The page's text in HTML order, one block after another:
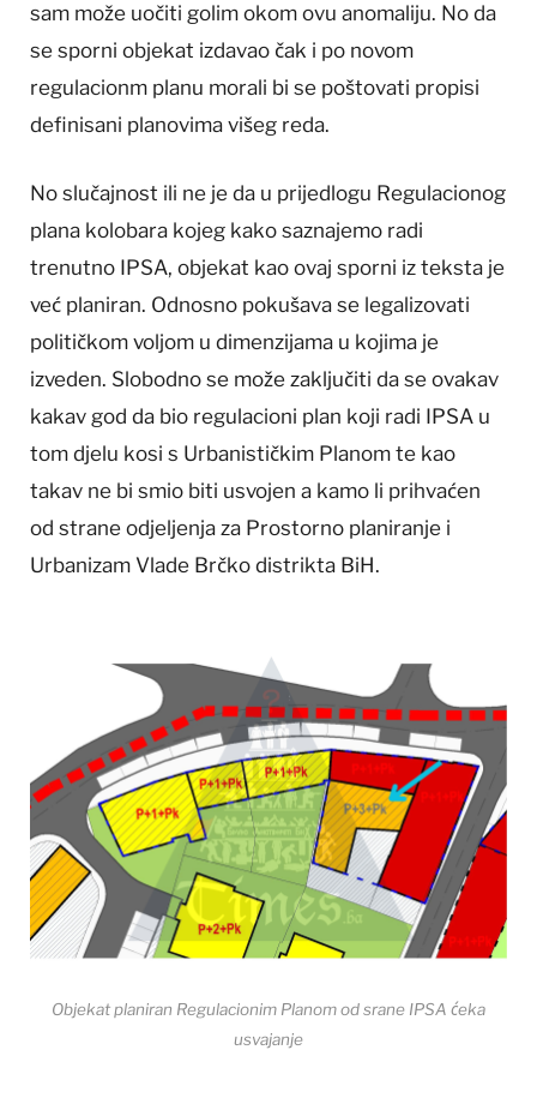
sam može uočiti golim okom ovu anomaliju. No da
se sporni objekat izdavao čak i po novom
regulacionm planu morali bi se poštovati propisi
definisani planovima višeg reda.
No slučajnost ili ne je da u prijedlogu Regulacionog
plana kolobara kojeg kako saznajemo radi
trenutno IPSA, objekat kao ovaj sporni iz teksta je
već planiran. Odnosno pokušava se legalizovati
političkom voljom u dimenzijama u kojima je
izveden. Slobodno se može zaključiti da se ovakav
kakav god da bio regulacioni plan koji radi IPSA u
tom djelu kosi s Urbanističkim Planom te kao
takav ne bi smio biti usvojen a kamo li prihvaćen
od strane odjeljenja za Prostorno planiranje i
Urbanizam Vlade Brčko distrikta BiH.
Objekat planiran Regulacionim Planom od srane IPSA ćeka
usvajanje